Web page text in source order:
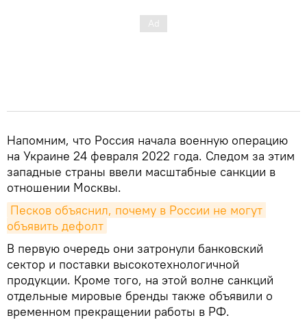
Напомним, что Россия начала военную операцию
на Украине 24 февраля 2022 года. Следом за этим
западные страны ввели масштабные санкции в
отношении Москвы.
Песков объяснил, почему в России не могут
объявить дефолт
В первую очередь они затронули банковский
сектор и поставки высокотехнологичной
продукции. Кроме того, на этой волне санкций
отдельные мировые бренды также объявили о
временном прекращении работы в РФ.